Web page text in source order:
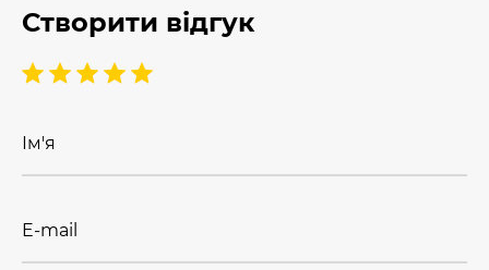
Створити відгук
Ім'я
E-mail